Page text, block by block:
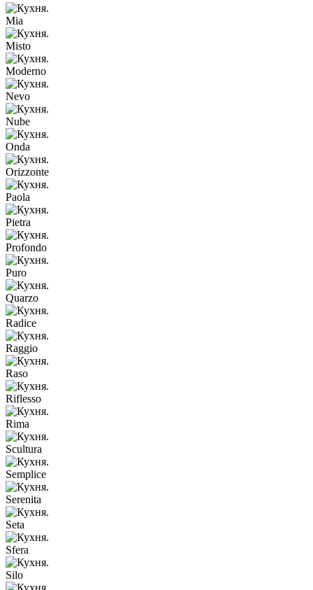
Mia
Misto
Moderno
Nevo
Nube
Onda
Orizzonte
Paola
Pietra
Profondo
Puro
Quarzo
Radice
Raggio
Raso
Riflesso
Rima
Scultura
Semplice
Serenita
Seta
Sfera
Silo